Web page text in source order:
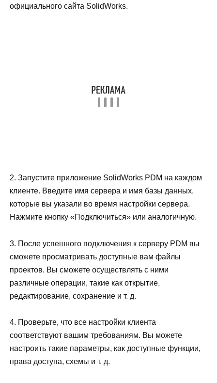
официального сайта SolidWorks.
2. Запустите приложение SolidWorks PDM на каждом
клиенте. Введите имя сервера и имя базы данных,
которые вы указали во время настройки сервера.
Нажмите кнопку «Подключиться» или аналогичную.
3. После успешного подключения к серверу PDM вы
сможете просматривать доступные вам файлы
проектов. Вы сможете осуществлять с ними
различные операции, такие как открытие,
редактирование, сохранение и т. д.
4. Проверьте, что все настройки клиента
соответствуют вашим требованиям. Вы можете
настроить такие параметры, как доступные функции,
права доступа, схемы и т. д.